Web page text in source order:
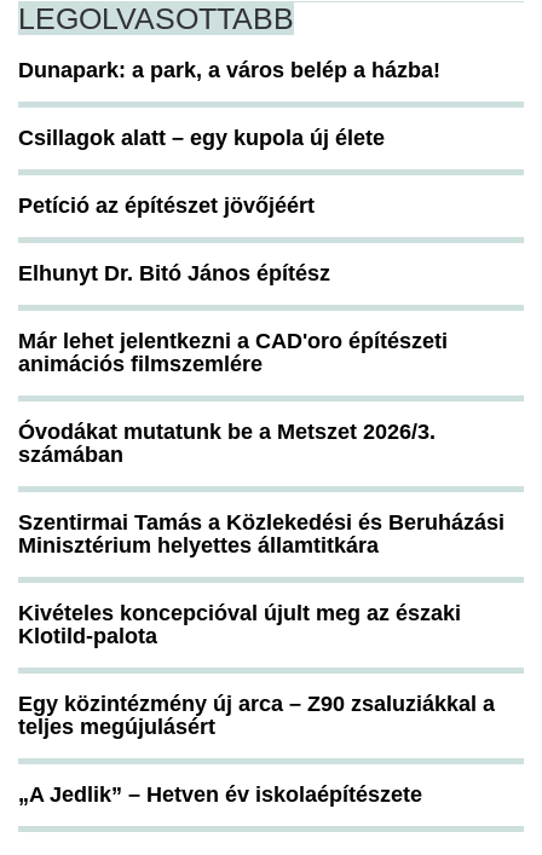
LEGOLVASOTTABB
Dunapark: a park, a város belép a házba!
Csillagok alatt – egy kupola új élete
Petíció az építészet jövőjéért
Elhunyt Dr. Bitó János építész
Már lehet jelentkezni a CAD'oro építészeti
animációs filmszemlére
Óvodákat mutatunk be a Metszet 2026/3.
számában
Szentirmai Tamás a Közlekedési és Beruházási
Minisztérium helyettes államtitkára
Kivételes koncepcióval újult meg az északi
Klotild-palota
Egy közintézmény új arca – Z90 zsaluziákkal a
teljes megújulásért
„A Jedlik” – Hetven év iskolaépítészete